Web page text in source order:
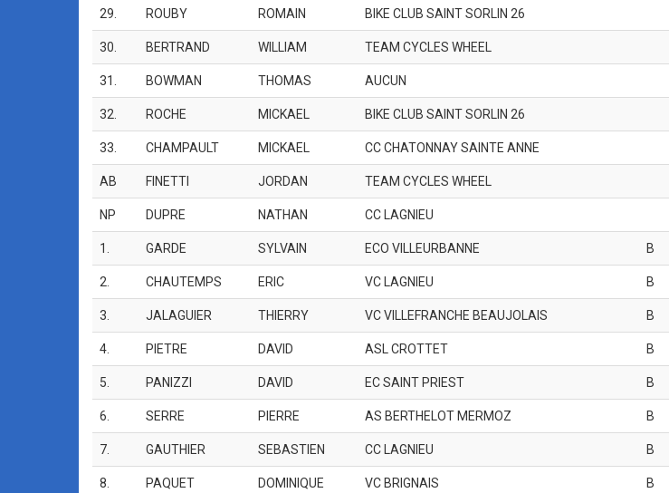
29. ROUBY ROMAIN BIKE CLUB SAINT SORLIN 26
30. BERTRAND WILLIAM TEAM CYCLES WHEEL
31. BOWMAN THOMAS AUCUN
32. ROCHE MICKAEL BIKE CLUB SAINT SORLIN 26
33. CHAMPAULT MICKAEL CC CHATONNAY SAINTE ANNE
AB FINETTI JORDAN TEAM CYCLES WHEEL
NP DUPRE NATHAN CC LAGNIEU
1. GARDE SYLVAIN ECO VILLEURBANNE B
2. CHAUTEMPS ERIC VC LAGNIEU B
3. JALAGUIER THIERRY VC VILLEFRANCHE BEAUJOLAIS B
4. PIETRE DAVID ASL CROTTET B
5. PANIZZI DAVID EC SAINT PRIEST B
6. SERRE PIERRE AS BERTHELOT MERMOZ B
7. GAUTHIER SEBASTIEN CC LAGNIEU B
8. PAQUET DOMINIQUE VC BRIGNAIS B